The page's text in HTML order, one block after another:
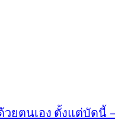
ยตนเอง ตั้งแต่บัดนี้